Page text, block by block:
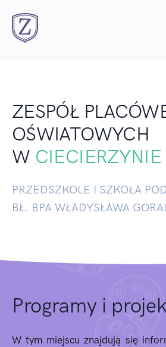
ZESPÓŁ
OŚWIATOWYCH
W CIECIERZYNIE
PRZEDSZKOLE I SZKOŁA
BŁ. BPA WŁADYSŁAWA
Programy i
W tym miejscu znajdują się